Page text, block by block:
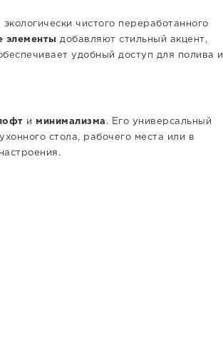
чистого переработанного
элементы
добавляют стильный акцент,
удобный доступ для полива и
и минимализма . Его универсальный
стола, рабочего места или в